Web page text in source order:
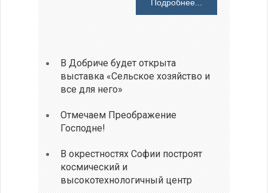
Подробнее...
В Добриче будет открыта
выставка «Сельское хозяйство и
все для него»
Отмечаем Преображение
Господне!
В окрестностях Софии построят
космический и
высокотехнологичный центр